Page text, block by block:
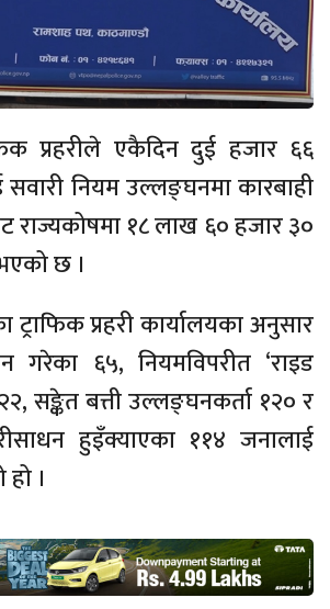
प्रहरीले एकैदिन दुई हजार ६६
नियम उल्लङ्घनमा कारबाही
राज्यकोषमा १८ लाख ६० हजार ३०
छ ।
ट्राफिक प्रहरी कार्यालयका अनुसार
गरेका ६५, नियमविपरीत ‘राइड
सङ्केत बत्ती उल्लङ्घनकर्ता १२० र
हुइँक्याएका ११४ जनालाई
।